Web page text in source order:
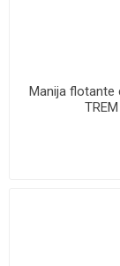
Manija flotante
TREM